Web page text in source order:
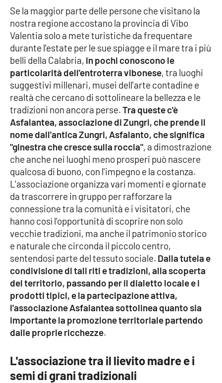
VIDEO
Ambiente
Cronaca
Cultura
Economia e Lavoro
Politica
Sanità
Società
RUBRICHE
Good Morning Vietnam
Parchi Marini Calabria
Leggendo Alvaro insieme
Imprese Di Calabria
Le perfidie di Antonella Grippo
Se la maggior parte delle persone che visitano la
nostra regione accostano la provincia di Vibo
Valentia solo a mete turistiche da frequentare
durante l'estate per le sue spiagge e il mare tra i più
belli della Calabria, in pochi conoscono le
particolarità dell'entroterra vibonese, tra luoghi
suggestivi millenari, musei dell'arte contadine e
realtà che cercano di sottolineare la bellezza e le
tradizioni non ancora perse.Tra queste c'è
Asfalantea, associazione di Zungri, che prende il
nome dall'antica Zungri, Asfalanto, che significa
"ginestra che cresce sulla roccia", a dimostrazione
che anche nei luoghi meno prosperi può nascere
qualcosa di buono, con l'impegno e la costanza.
L'associazione organizza vari momenti e giornate
da trascorrere in gruppo per rafforzare la
connessione tra la comunità e i visitatori, che
hanno così l'opportunità di scoprire non solo
vecchie tradizioni, ma anche il patrimonio storico
e naturale che circonda il piccolo centro,
sentendosi parte del tessuto sociale. Dalla tutela e
condivisione di tali riti e tradizioni, alla scoperta
del territorio, passando per il dialetto locale e i
prodotti tipici, e la partecipazione attiva,
l'associazione Asfalantea sottolinea quanto sia
importante la promozione territoriale partendo
dalle proprie ricchezze.
L'associazione tra il lievito madre e i
semi di grani tradizionali